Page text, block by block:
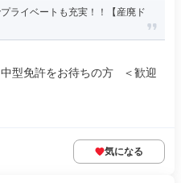
ライベートも充実！！【産廃ド
型免許をお待ちの方 ＜歓迎
気になる